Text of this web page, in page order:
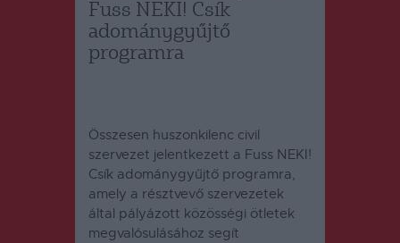
Fuss NEKI! Csík
adománygyűjtő
programra
Összesen huszonkilenc civil
szervezet jelentkezett a Fuss NEKI!
Csík adománygyűjtő programra,
amely a résztvevő szervezetek
által pályázott közösségi ötletek
megvalósulásához segít